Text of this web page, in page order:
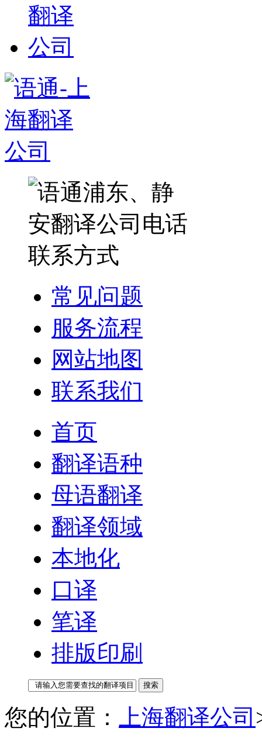
常见问题
服务流程
网站地图
联系我们
首页
翻译语种
母语翻译
翻译领域
本地化
口译
笔译
排版印刷
您的位置： 上海翻译公司